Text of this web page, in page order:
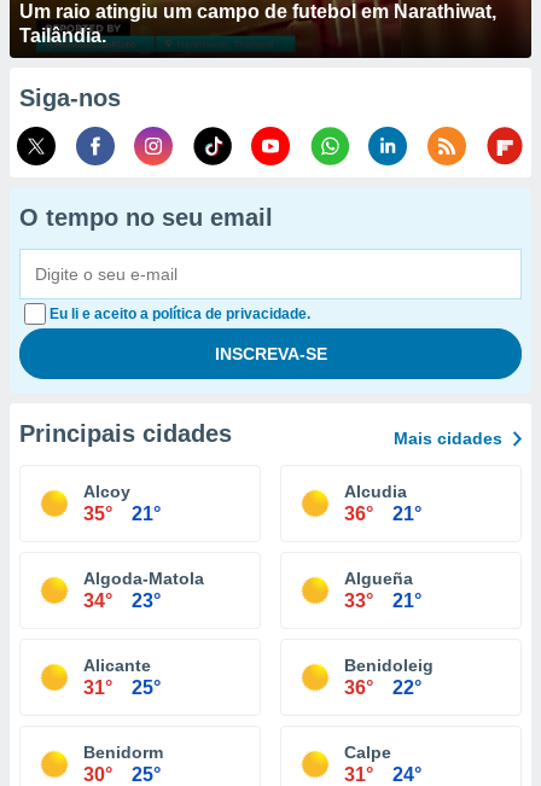
Um raio atingiu um campo de futebol em Narathiwat,
Tailândia.
Siga-nos
O tempo no seu email
Eu li e aceito a política de privacidade.
Principais cidades Mais cidades
Alcoy
35° 21°
Alcudia
36° 21°
Algoda-Matola
34° 23°
Algueña
33° 21°
Alicante
31° 25°
Benidoleig
36° 22°
Benidorm
30° 25°
Calpe
31° 24°